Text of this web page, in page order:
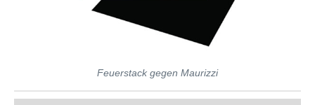
Feuerstack gegen Maurizzi